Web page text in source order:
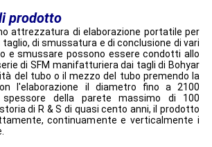
prodotto
attrezzatura di elaborazione portatile per
di smussatura e di conclusione di vari
e smussare possono essere condotti allo
di SFM manifatturiera dai tagli di Bohyar
del tubo o il mezzo del tubo premendo la
l'elaborazione il diametro fino a 2100
della parete massimo di 100
di R & S di quasi cento anni, il prodotto
continuamente e verticalmente i